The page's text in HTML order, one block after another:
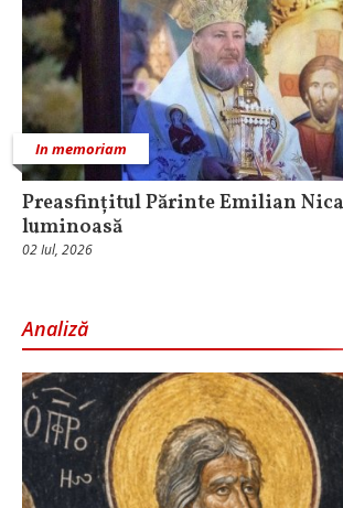
In memoriam
Preasfințitul Părinte Emilian
luminoasă
02 Iul, 2026
Analiză